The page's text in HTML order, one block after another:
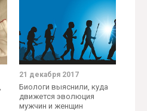
21 декабря 2017
Биологи выяснили, куда
движется эволюция
мужчин и женщин